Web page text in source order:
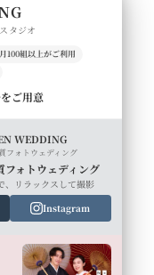
タジオ
100組以上がご利用
ご用意
WEDDING
フォトウェディング
フォトウェディング
、リラックスして撮影
Instagram